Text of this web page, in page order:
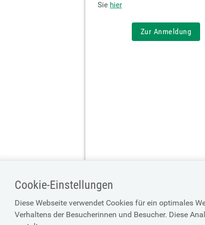
Sie hier
Zur Anmeldung
Cookie-Einstellungen
Diese Webseite verwendet Cookies für ein optimales
Verhaltens der Besucherinnen und Besucher. Diese